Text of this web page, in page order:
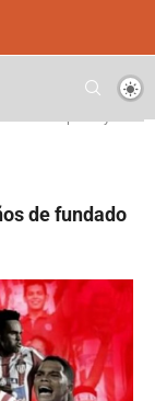
de fundado